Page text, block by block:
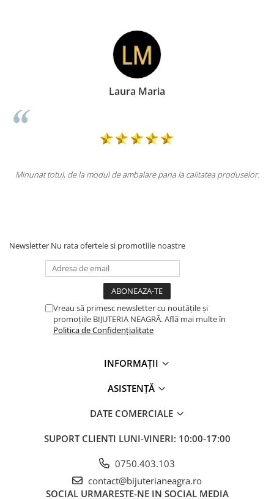
pana la calitatea produselor.
Totul la superlativ! Produsul, fix
Newsletter Nu rata ofertele si promotiile noastre
Vreau să primesc newsletter cu noutățile și
promoțiile BIJUTERIA NEAGRĂ. Află mai multe în
Politica de Confidențialitate
INFORMAȚII
ASISTENȚĂ
DATE COMERCIALE
SUPORT CLIENTI LUNI-VINERI: 10:00-17:00
0750.403.103
contact@bijuterianeagra.ro
SOCIAL URMARESTE-NE IN SOCIAL MEDIA